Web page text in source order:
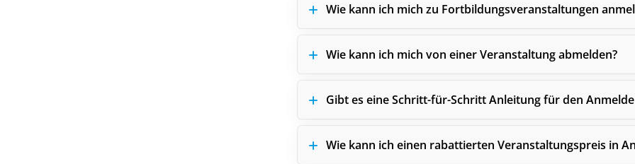
Wie kann ich mich zu Fortbildungsveranstaltungen
Wie kann ich mich von einer Veranstaltung abmelden?
Gibt es eine Schritt-für-Schritt Anleitung für den
Wie kann ich einen rabattierten Veranstaltungspreis in